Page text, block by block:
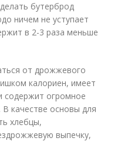
бутерброд
ничем не уступает
в 2-3 раза меньше
от дрожжевого
калориен, имеет
содержит огромное
качестве основы для
хлебцы,
выпечку,